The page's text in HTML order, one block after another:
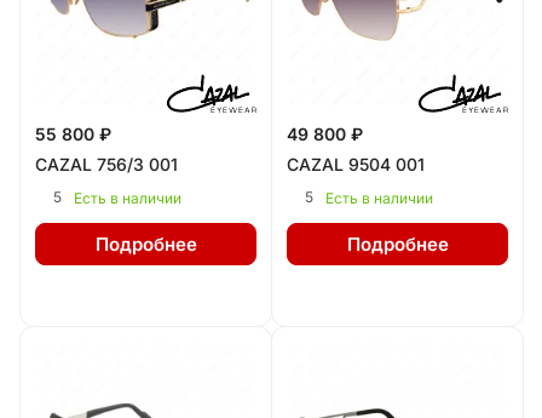
55 800 ₽
CAZAL 756/3 001
5 Есть в наличии
Подробнее
49 800 ₽
CAZAL 9504 001
5 Есть в наличии
Подробнее